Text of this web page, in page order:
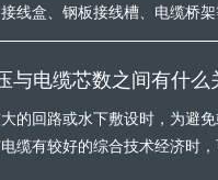
线盒、钢板接线槽、电缆桥架
与电缆芯数之间有什么
的回路或水下敷设时，为避
缆有较好的综合技术经济时